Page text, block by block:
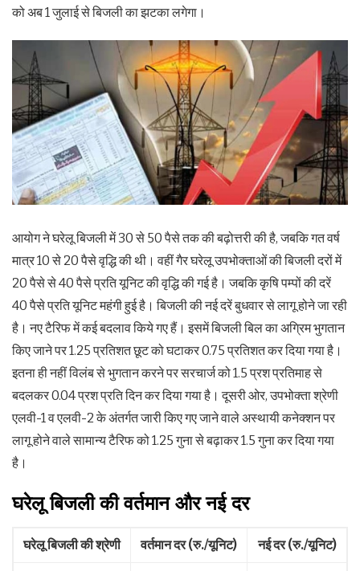
को अब 1 जुलाई से बिजली का झटका लगेगा।
आयोग ने घरेलू बिजली में 30 से 50 पैसे तक की बढ़ोत्तरी की है, जबकि गत वर्ष
मात्र 10 से 20 पैसे वृद्धि की थी। वहीं गैर घरेलू उपभोक्ताओं की बिजली दरों में
20 पैसे से 40 पैसे प्रति यूनिट की वृद्धि की गई है। जबकि कृषि पम्पों की दरें
40 पैसे प्रति यूनिट महंगी हुई है। बिजली की नई दरें बुधवार से लागू होने जा रही
है। नए टैरिफ में कई बदलाव किये गए हैं। इसमें बिजली बिल का अग्रिम भुगतान
किए जाने पर 1.25 प्रतिशत छूट को घटाकर 0.75 प्रतिशत कर दिया गया है।
इतना ही नहीं विलंब से भुगतान करने पर सरचार्ज को 1.5 प्रश प्रतिमाह से
बदलकर 0.04 प्रश प्रति दिन कर दिया गया है। दूसरी ओर, उपभोक्ता श्रेणी
एलवी-1 व एलवी-2 के अंतर्गत जारी किए गए जाने वाले अस्थायी कनेक्शन पर
लागू होने वाले सामान्य टैरिफ को 1.25 गुना से बढ़ाकर 1.5 गुना कर दिया गया
है।
घरेलू बिजली की वर्तमान और नई दर
घरेलू बिजली की श्रेणी वर्तमान दर (रु./यूनिट) नई दर (रु./यूनिट)